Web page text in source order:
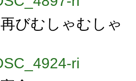
再びむしゃむしゃ